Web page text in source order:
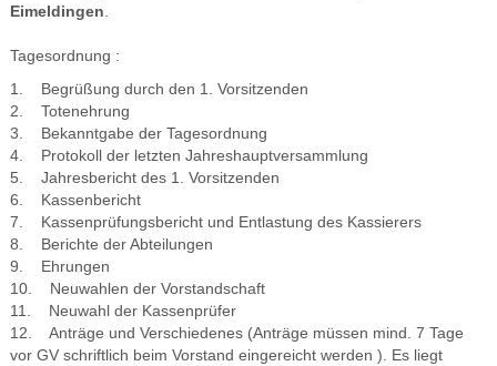
Eimeldingen.
Tagesordnung :
1. Begrüßung durch den 1. Vorsitzenden
2. Totenehrung
3. Bekanntgabe der Tagesordnung
4. Protokoll der letzten Jahreshauptversammlung
5. Jahresbericht des 1. Vorsitzenden
6. Kassenbericht
7. Kassenprüfungsbericht und Entlastung des Kassierers
8. Berichte der Abteilungen
9. Ehrungen
10. Neuwahlen der Vorstandschaft
11. Neuwahl der Kassenprüfer
12. Anträge und Verschiedenes (Anträge müssen mind. 7 Tage
vor GV schriftlich beim Vorstand eingereicht werden ). Es liegt